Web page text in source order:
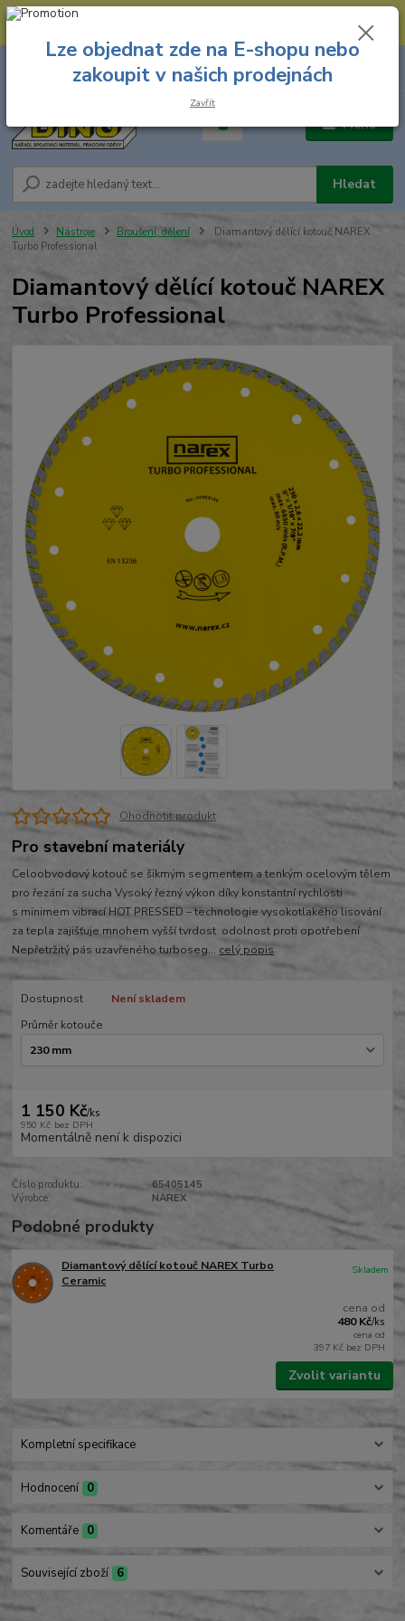
--- Spojovací materiál: 774 431 045 --- Prodejna nářadí: 731 449 423 --
Menu
Hledat
8.00 hod. - 16.00 hod.
za
Úvod Nástroje Broušení, dělení
Diamantový dělící kotouč NAREX
Turbo Professional
Diamantový dělící kotouč NAREX
Turbo Professional
Ohodnotit produkt
Pro stavební materiály
Celoobvodový kotouč se šikmým segmentem a tenkým ocelovým tělem
pro řezání za sucha Vysoký řezný výkon díky konstantní rychlosti
s minimem vibrací HOT PRESSED – technologie vysokotlakého lisování
za tepla zajišťuje mnohem vyšší tvrdost odolnost proti opotřebení
Nepřetržitý pás uzavřeného turboseg... celý popis
Dostupnost
Není skladem
Průměr kotouče
1 150 Kč/ks
950 Kč bez DPH
Momentálně není k dispozici
Číslo produktu:
65405145
Výrobce:
NAREX
Podobné produkty
Diamantový dělící kotouč NAREX Turbo
Ceramic
cena od
480 Kč/ks
cena od
397 Kč bez DPH
Skladem
Zvolit variantu
Kompletní specifikace
Hodnocení 0
Komentáře 0
Související zboží 6
Lze objednat zde na E-shopu nebo
zakoupit v našich prodejnách
Zavřít